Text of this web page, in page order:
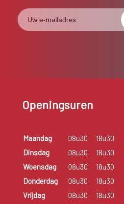
Openingsuren
Maandag 08u30
18u30
Dinsdag
08u30
18u30
Woensdag
08u30
18u30
Donderdag
08u30
18u30
Vrijdag
08u30
18u30